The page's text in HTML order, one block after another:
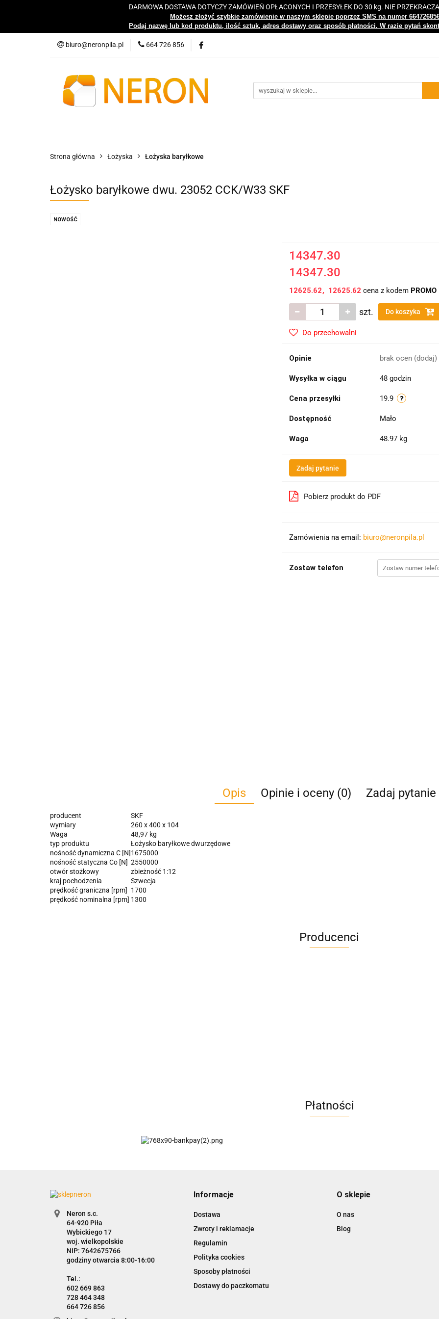
DARMOWA DOSTAWA DOTYCZY ZAMÓWIEŃ OPŁACONYCH I PRZESYŁEK DO 30 kg. NIE
Możesz złożyć szybkie zamówienie w naszym sklepie poprzez SMS na numer
Podaj nazwę lub kod produktu, ilość sztuk, adres dostawy oraz sposób płatności. W razie pytań
biuro@neronpila.pl 664 726 856
Katalogi Nowości Bestsellery Kontakt Centrum
Strona główna Łożyska Łożyska baryłkowe
Łożysko baryłkowe dwu. 23052 CCK/W33 SKF
NOWOŚĆ
14347.30
14347.30
12625.62 12625.62 cena z kodem PROMO
szt. Do koszyka
Do przechowalni
Opinie brak ocen (dodaj)
Wysyłka w ciągu 48 godzin
Cena przesyłki 19.9
Dostępność Mało
Waga 48.97 kg
Zadaj pytanie
Pobierz produkt do PDF
Zamówienia na email: biuro@neronpila.pl
Zostaw telefon
Opis Opinie i oceny (0) Zadaj pytanie
producent
SKF
wymiary
260 x 400 x 104
Waga
48,97 kg
typ produktu
Łożysko baryłkowe dwurzędowe
nośność dynamiczna C [N]1675000
nośność statyczna Co [N] 2550000
otwór stożkowy
zbieżność 1:12
kraj pochodzenia
Szwecja
prędkość graniczna [rpm]
1700
prędkość nominalna [rpm] 1300
Producenci
AC EasyLine
AIRTAC
Płatności
Neron s.c.
Wybickiego 17
woj. wielkopolskie
NIP: 7642675766
godziny otwarcia 8:00-16:00
602 669 863
728 464 348
664 726 856
Informacje
Dostawa
Zwroty i reklamacje
Regulamin
Polityka cookies
Sposoby płatności
Dostawy do paczkomatu
O sklepie
O nas
Blog